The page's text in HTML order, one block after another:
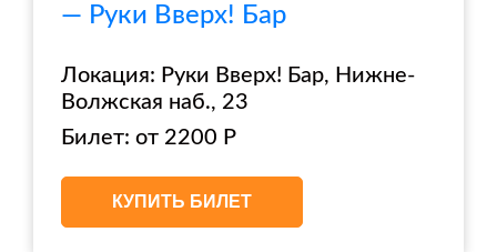
— Руки Вверх! Бар
Локация: Руки Вверх! Бар, Нижне-
Волжская наб., 23
Билет: от 2200 Р
КУПИТЬ БИЛЕТ